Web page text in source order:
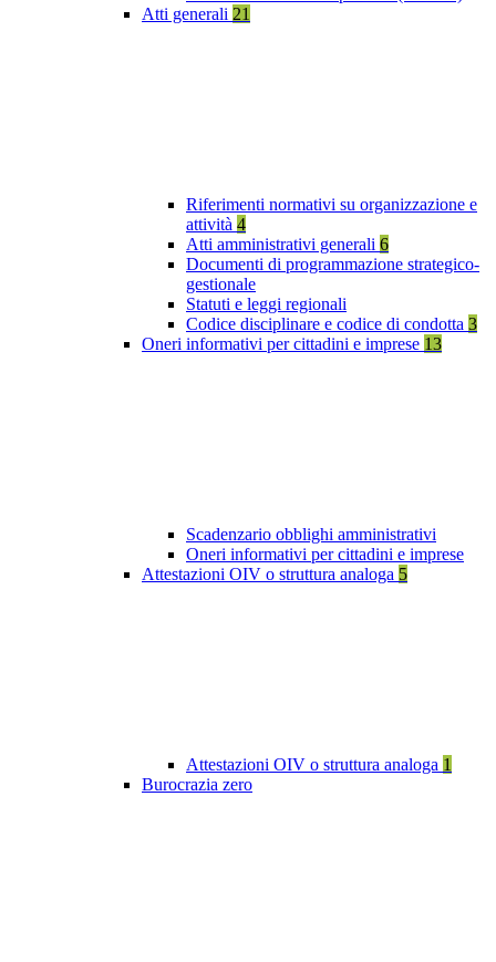
Atti generali 21
Riferimenti normativi su organizzazione e
attività 4
Atti amministrativi generali 6
Documenti di programmazione strategico-
gestionale
Statuti e leggi regionali
Codice disciplinare e codice di condotta 3
Oneri informativi per cittadini e imprese 13
Scadenzario obblighi amministrativi
Oneri informativi per cittadini e imprese
Attestazioni OIV o struttura analoga 5
Attestazioni OIV o struttura analoga 1
Burocrazia zero